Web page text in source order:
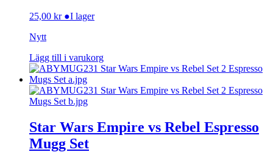
25,00 kr ●I lager
Nytt
Lägg till i varukorg
Star Wars Empire vs Rebel Espresso
Mugg Set